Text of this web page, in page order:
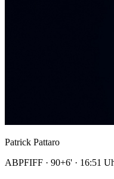
Patrick Pattaro
ABPFIFF · 90+6' · 16:51